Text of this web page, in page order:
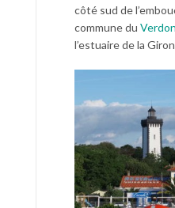
côté sud de
commune du
l’estuaire de la